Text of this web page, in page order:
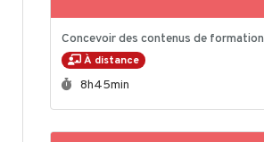
Concevoir des contenus de formation
À distance
Durée :
8h45min